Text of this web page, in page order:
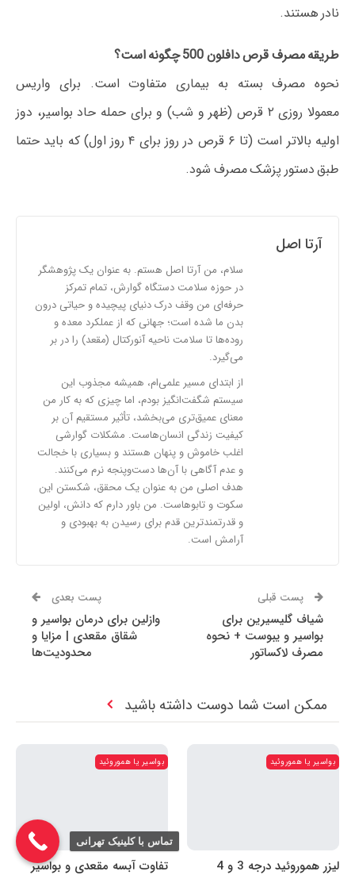
نادر هستند.
طریقه مصرف قرص دافلون 500 چگونه است؟
نحوه مصرف بسته به بیماری متفاوت است. برای واریس
معمولا روزی ۲ قرص (ظهر و شب) و برای حمله حاد بواسیر، دوز
اولیه بالاتر است (تا ۶ قرص در روز برای ۴ روز اول) که باید حتما
طبق دستور پزشک مصرف شود.
آرتا اصل
سلام، من آرتا اصل هستم. به عنوان یک پژوهشگر
در حوزه سلامت دستگاه گوارش، تمام تمرکز
حرفه‌ای من وقف درک دنیای پیچیده و حیاتی درون
بدن ما شده است؛ جهانی که از عملکرد معده و
روده‌ها تا سلامت ناحیه آنورکتال (مقعد) را در بر
می‌گیرد.
از ابتدای مسیر علمی‌ام، همیشه مجذوب این
سیستم شگفت‌انگیز بودم، اما چیزی که به کار من
معنای عمیق‌تری می‌بخشد، تأثیر مستقیم آن بر
کیفیت زندگی انسان‌هاست. مشکلات گوارشی
اغلب خاموش و پنهان هستند و بسیاری با خجالت
و عدم آگاهی با آن‌ها دست‌وپنجه نرم می‌کنند.
هدف اصلی من به عنوان یک محقق، شکستن این
سکوت و تابوهاست. من باور دارم که دانش، اولین
و قدرتمندترین قدم برای رسیدن به بهبودی و
آرامش است.
پست قبلی
شیاف گلیسیرین برای
بواسیر و یبوست + نحوه
مصرف لاکساتور
پست بعدی
وازلین برای درمان بواسیر و
شقاق مقعدی | مزایا و
محدودیت‌ها
ممکن است شما دوست داشته باشید
بواسیر یا هموروئید
لیزر هموروئید درجه 3 و 4
بواسیر یا هموروئید
تفاوت آبسه مقعدی و بواسیر
تماس با کلینیک تهرانی